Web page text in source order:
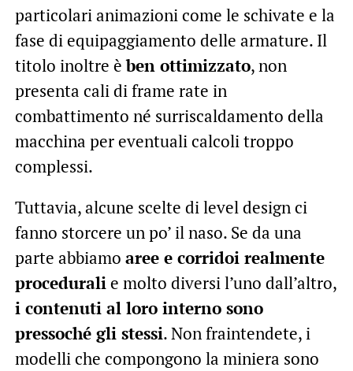
particolari animazioni come le schivate e la
fase di equipaggiamento delle armature. Il
titolo inoltre èben ottimizzato, non
presenta cali di frame rate in
combattimento né surriscaldamento della
macchina per eventuali calcoli troppo
complessi.
Tuttavia, alcune scelte di level design ci
fanno storcere un po’ il naso. Se da una
parte abbiamo aree e corridoi realmente
proceduralie molto diversi l’uno dall’altro,
i contenuti al loro interno sono
pressoché gli stessi. Non fraintendete, i
modelli che compongono la miniera sono